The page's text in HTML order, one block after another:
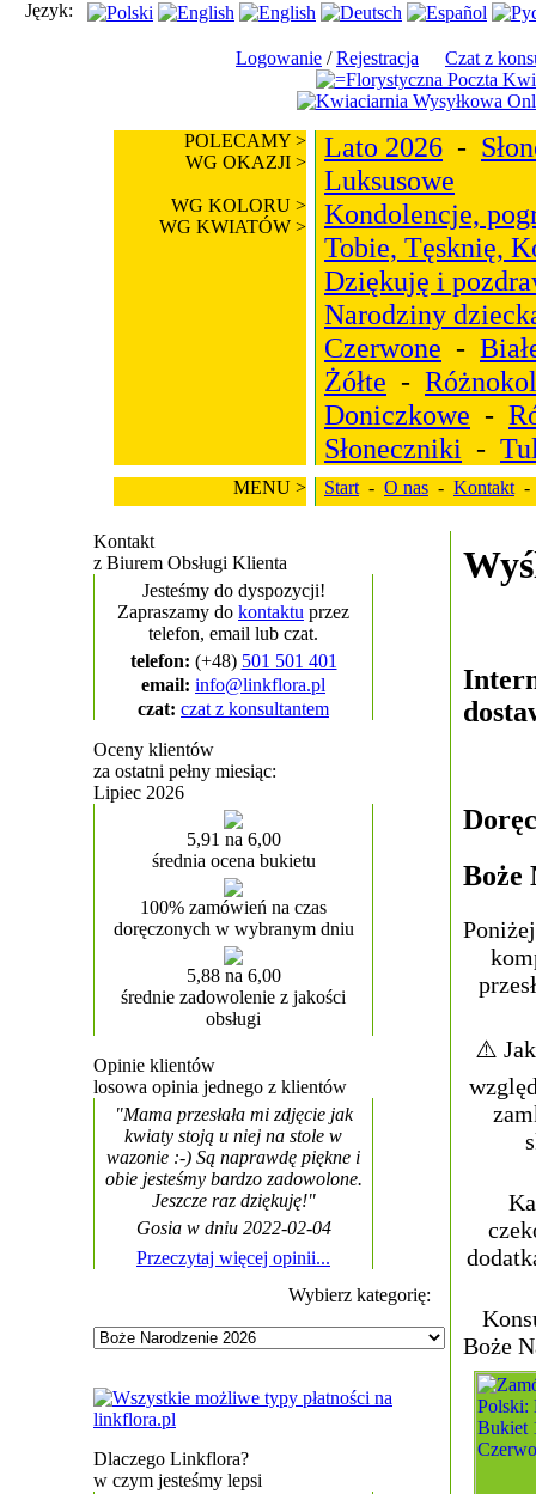
Język:
Logowanie /Rejestracja Czat z
POLECAMY >
WG OKAZJI >
WG KOLORU >
WG KWIATÓW >
Lato 2026 -
Luksusowe
Kondolencje,
Tobie, Tęsknię,
Dziękuję i
Narodziny
Czerwone -
Żółte -
Doniczkowe -
Słoneczniki -
MENU > Start - O nas - Kontakt
Kontakt
z Biurem Obsługi Klienta
Jesteśmy do dyspozycji!
Zapraszamy do kontaktu przez
telefon, email lub czat.
telefon: (+48) 501 501 401
email: info@linkflora.pl
czat: czat z konsultantem
Oceny klientów
za ostatni pełny miesiąc:
Lipiec 2026
5,91 na 6,00
średnia ocena bukietu
100% zamówień na czas
doręczonych w wybranym dniu
5,88 na 6,00
średnie zadowolenie z jakości
obsługi
Opinie klientów
losowa opinia jednego z klientów
"Mama przesłała mi zdjęcie jak
kwiaty stoją u niej na stole w
wazonie :-) Są naprawdę piękne i
obie jesteśmy bardzo zadowolone.
Jeszcze raz dziękuję!"
Gosia w dniu 2022-02-04
Przeczytaj więcej opinii...
Wybierz kategorię:
Dlaczego Linkflora?
w czym jesteśmy lepsi
Boże
⚠️ Jak
Boże